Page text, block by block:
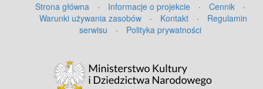
Strona główna · Informacje o projekcie · Cennik
·
Warunki używania zasobów
· Kontakt ·
Regulamin
serwisu
· Polityka prywatności